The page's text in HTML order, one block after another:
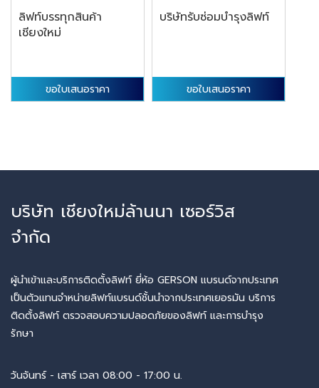
ลิฟท์บรรทุกสินค้า
เชียงใหม่
ขอใบเสนอราคา
บริษัทรับซ่อมบำรุงลิฟท์
ขอใบเสนอราคา
บริษัท เชียงใหม่ล้านนา เซอร์วิส
จำกัด
ผู้นำเข้าและบริการติดตั้งลิฟท์ ยี่ห้อ GERSON แบรนด์จากประเทศ
เป็นตัวแทนจำหน่ายลิฟท์แบรนด์ชั้นนำจากประเทศเยอรมัน บริการ
ติดตั้งลิฟท์ ตรวจสอบความปลอดภัยของลิฟท์ และการบำรุง
รักษา
วันจันทร์ - เสาร์ เวลา 08:00 - 17:00 น.